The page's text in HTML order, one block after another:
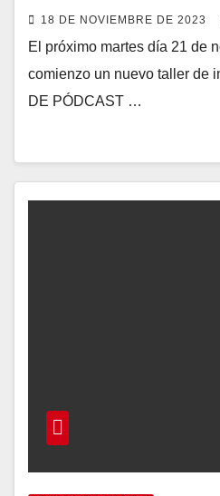
18 DE NOVIEMBRE DE 2023
El próximo martes día 21 de
comienzo un nuevo taller de
DE PÓDCAST …